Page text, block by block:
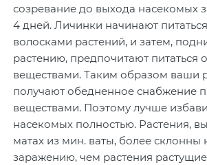
созревание до выхода насекомых
4 дней. Личинки начинают
волосками растений, и затем,
растению, предпочитают питаться
веществами. Таким образом ваши
получают обедненное снабжение
веществами. Поэтому лучше
насекомых полностью. Растения,
матах из мин. ваты, более склонны
заражению, чем растения